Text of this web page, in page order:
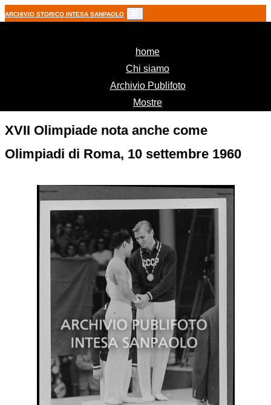
ARCHIVIO STORICO INTESA SANPAOLO
home(current)
Chi siamo
Archivio Publifoto
Mostre
XVII Olimpiade nota anche come
Olimpiadi di Roma, 10 settembre 1960